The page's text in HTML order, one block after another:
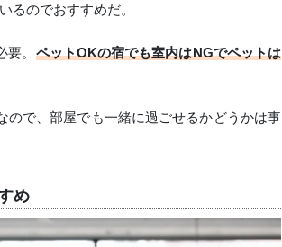
るのでおすすめだ。
。 ペットOKの宿でも室内はNGでペットは
で、部屋でも一緒に過ごせるかどうかは事
め